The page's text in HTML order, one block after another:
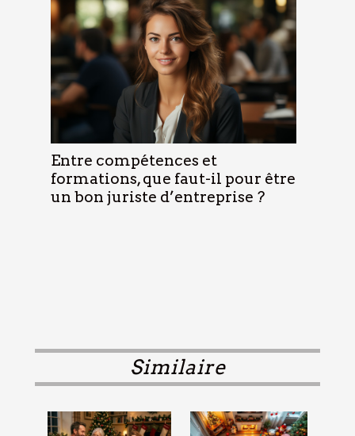
Entre compétences et
formations, que faut-il pour être
un bon juriste d’entreprise ?
Similaire